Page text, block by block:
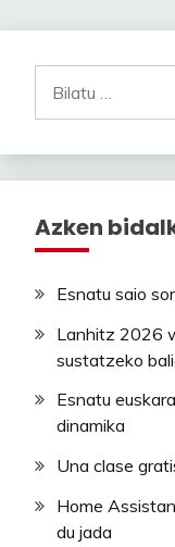
Azken
Esnatu saio
Lanhitz 2026
sustatzeko
Esnatu
dinamika
Una clase
Home
du jada